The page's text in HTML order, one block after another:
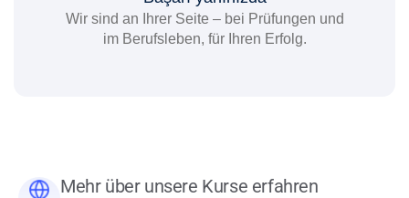
Wir sind an Ihrer Seite – bei Prüfungen und
im Berufsleben, für Ihren Erfolg.
Mehr über unsere Kurse erfahren